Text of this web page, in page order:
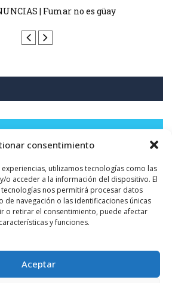
consentimiento
utilizamos tecnologías como las
o acceder a la información del dispositivo. El
nos permitirá procesar datos
navegación o las identificaciones únicas
o retirar el consentimiento, puede afectar
y funciones.
Aceptar
| Fumar no es güay
FOLLOWERS
LIKES